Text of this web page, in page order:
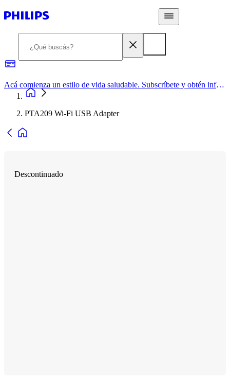
Acá comienza un estilo de vida saludable. Subscríbete y obtén información de primera mano
PTA209 Wi-Fi USB Adapter
Descontinuado